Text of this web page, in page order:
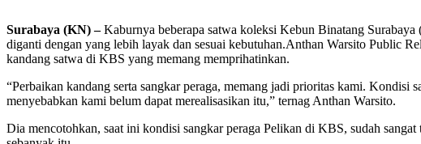
Surabaya (KN) –Kaburnya beberapa satwa koleksi Kebun Binatang
diganti dengan yang lebih layak dan sesuai kebutuhan.Anthan Warsito Public
kandang satwa di KBS yang memang memprihatinkan.
“Perbaikan kandang serta sangkar peraga, memang jadi prioritas kami. Kondisi
menyebabkan kami belum dapat merealisasikan itu,” ternag Anthan Warsito.
Dia mencotohkan, saat ini kondisi sangkar peraga Pelikan di KBS, sudah